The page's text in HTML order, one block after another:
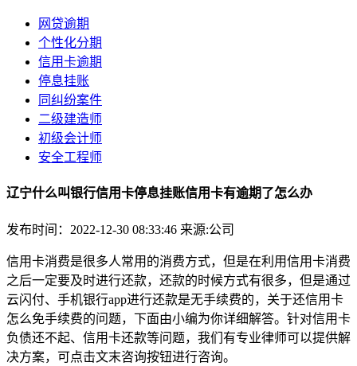
网贷逾期
个性化分期
信用卡逾期
停息挂账
同纠纷案件
二级建造师
初级会计师
安全工程师
辽宁什么叫银行信用卡停息挂账信用卡有逾期了怎么办
发布时间：2022-12-30 08:33:46 来源:公司
信用卡消费是很多人常用的消费方式，但是在利用信用卡消费
之后一定要及时进行还款，还款的时候方式有很多，但是通过
云闪付、手机银行app进行还款是无手续费的，关于还信用卡
怎么免手续费的问题，下面由小编为你详细解答。针对信用卡
负债还不起、信用卡还款等问题，我们有专业律师可以提供解
决方案，可点击文末咨询按钮进行咨询。